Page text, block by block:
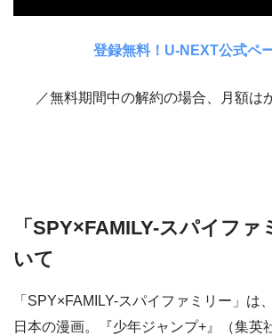
登録無料！U-NEXT公式ペ
／無料期間中の解約の場合、月額は
「SPY×FAMILY-スパイファ
いて
「SPY×FAMILY-スパイファミリー」は
日本の漫画。『少年ジャンプ+』（集英